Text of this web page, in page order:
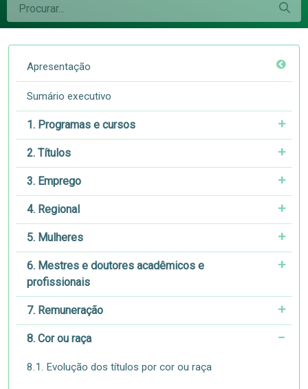
Apresentação
Sumário executivo
1. Programas e cursos
2. Títulos
3. Emprego
4. Regional
5. Mulheres
6. Mestres e doutores acadêmicos e
profissionais
7. Remuneração
8. Cor ou raça
8.1. Evolução dos títulos por cor ou raça